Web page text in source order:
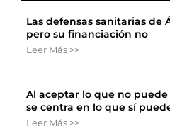
Las defensas sanitarias de
pero su financiación no
Leer Más >>
Al aceptar lo que no
se centra en lo que sí
Leer Más >>